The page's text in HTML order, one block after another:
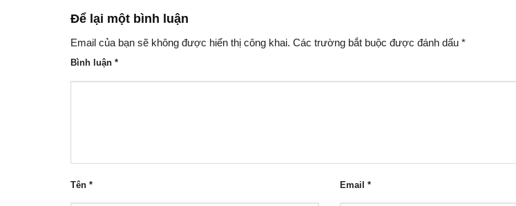
Để lại một bình luận
Email của bạn sẽ không được hiển thị công khai. Các trường bắt buộc được đánh dấu *
Bình luận *
Tên * Email *